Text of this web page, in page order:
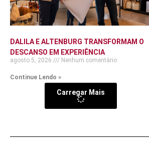
DALILA E ALTENBURG TRANSFORMAM O
DESCANSO EM EXPERIÊNCIA
agosto 5, 2026 Nenhum comentário
Continue Lendo »
Carregar Mais